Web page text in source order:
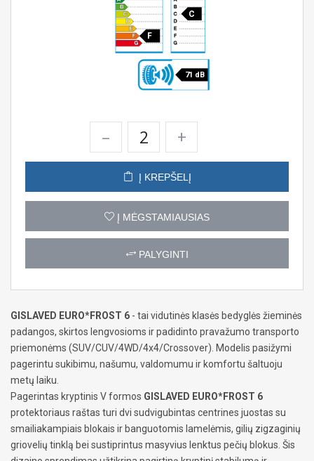
F
C
71 dB
– +
Į KREPŠELĮ
Į MĖGSTAMIAUSIAS
PALYGINTI
GISLAVED EURO*FROST 6 - tai vidutinės klasės bedyglės žieminės
padangos, skirtos lengvosioms ir padidinto pravažumo transporto
priemonėms (SUV/CUV/4WD/4x4/Crossover). Modelis pasižymi
pagerintu sukibimu, našumu, valdomumu ir komfortu šaltuoju
metų laiku.
Pagerintas kryptinis V formos GISLAVED EURO*FROST 6
protektoriaus raštas turi dvi sudvigubintas centrines juostas su
smailiakampiais blokais ir banguotomis lamelėmis, gilių zigzaginių
griovelių tinklą bei sustiprintus masyvius lenktus pečių blokus. Šis